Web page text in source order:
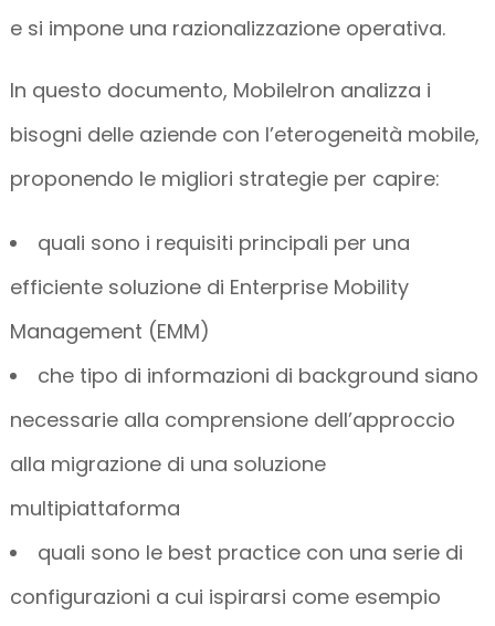
e si impone una razionalizzazione operativa.
In questo documento, MobileIron analizza i
bisogni delle aziende con l’eterogeneità mobile,
proponendo le migliori strategie per capire:
quali sono i requisiti principali per una
efficiente soluzione di Enterprise Mobility
Management (EMM)
che tipo di informazioni di background siano
necessarie alla comprensione dell’approccio
alla migrazione di una soluzione
multipiattaforma
quali sono le best practice con una serie di
configurazioni a cui ispirarsi come esempio